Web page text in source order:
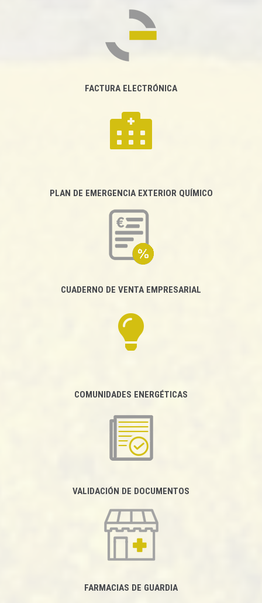
FACTURA ELECTRÓNICA
PLAN DE EMERGENCIA EXTERIOR QUÍMICO
CUADERNO DE VENTA EMPRESARIAL
COMUNIDADES ENERGÉTICAS
VALIDACIÓN DE DOCUMENTOS
FARMACIAS DE GUARDIA